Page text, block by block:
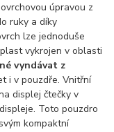
úpravou z
ruky a díky
lze jednoduše
vykrojen v oblasti
vyndávat z
i v pouzdře. Vnitřní
displej čtečky v
Toto pouzdro
kompaktní